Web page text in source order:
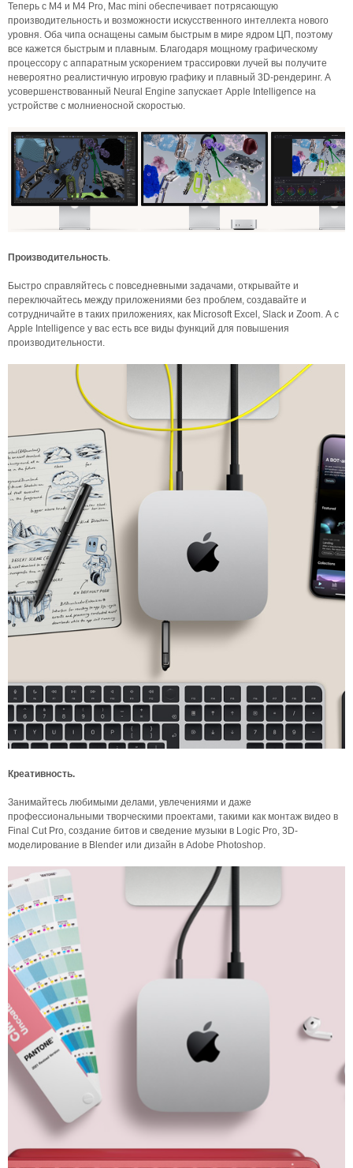
Теперь с M4 и M4 Pro, Mac mini обеспечивает потрясающую
производительность и возможности искусственного интеллекта нового
уровня. Оба чипа оснащены самым быстрым в мире ядром ЦП, поэтому
все кажется быстрым и плавным. Благодаря мощному графическому
процессору с аппаратным ускорением трассировки лучей вы получите
невероятно реалистичную игровую графику и плавный 3D-рендеринг. А
усовершенствованный Neural Engine запускает Apple Intelligence на
устройстве с молниеносной скоростью.
Производительность.
Быстро справляйтесь с повседневными задачами, открывайте и
переключайтесь между приложениями без проблем, создавайте и
сотрудничайте в таких приложениях, как Microsoft Excel, Slack и Zoom. А с
Apple Intelligence у вас есть все виды функций для повышения
производительности.
Креативность.
Занимайтесь любимыми делами, увлечениями и даже
профессиональными творческими проектами, такими как монтаж видео в
Final Cut Pro, создание битов и сведение музыки в Logic Pro, 3D-
моделирование в Blender или дизайн в Adobe Photoshop.